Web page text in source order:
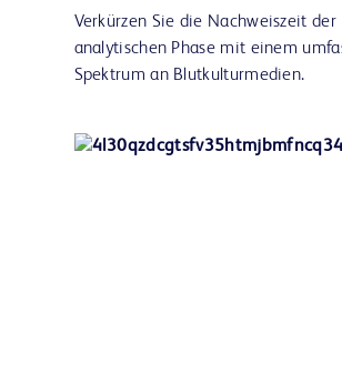
Verkürzen Sie die Nachweiszeit der
analytischen Phase mit einem
Spektrum an Blutkulturmedien.